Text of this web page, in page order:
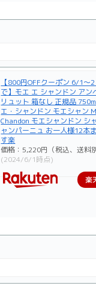
【800円OFFクーポン 6/1
で】モエ エ シャンドン アン
リュット 箱なし 正規品
エ・シャンドン モエシャン
Chandon モエシャンドン シ
ャンパーニュ お一人様12本
す楽
価格：5,220円（税込、送料
(2024/6/1時点)
楽